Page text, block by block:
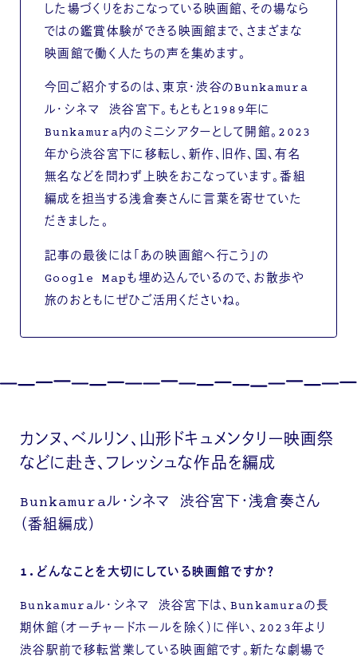
した場づくりをおこなっている映画館、その場なら
ではの鑑賞体験ができる映画館まで、さまざまな
映画館で働く人たちの声を集めます。
今回ご紹介するのは、東京・渋谷のBunkamura
ル・シネマ 渋谷宮下。もともと1989年に
Bunkamura内のミニシアターとして開館。2023
年から渋谷宮下に移転し、新作、旧作、国、有名
無名などを問わず上映をおこなっています。番組
編成を担当する浅倉奏さんに言葉を寄せていた
だきました。
記事の最後には「あの映画館へ行こう」の
Google Mapも埋め込んでいるので、お散歩や
旅のおともにぜひご活用くださいね。
カンヌ、ベルリン、山形ドキュメンタリー映画祭
などに赴き、フレッシュな作品を編成
Bunkamuraル・シネマ 渋谷宮下・浅倉奏さん
（番組編成）
1.どんなことを大切にしている映画館ですか？
Bunkamuraル・シネマ 渋谷宮下は、Bunkamuraの長
期休館（オーチャードホールを除く）に伴い、2023年より
渋谷駅前で移転営業している映画館です。新たな劇場で